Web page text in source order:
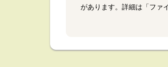
があります。詳細は「ファ